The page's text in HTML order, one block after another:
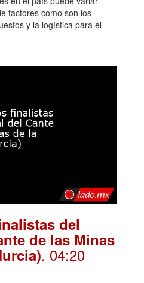
factores como son los
y la logística para el
del
de las Minas
. 04:20